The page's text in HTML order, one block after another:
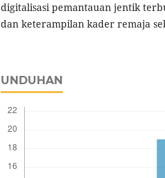
digitalisasi pemantauan jentik
dan keterampilan kader remaja
UNDUHAN